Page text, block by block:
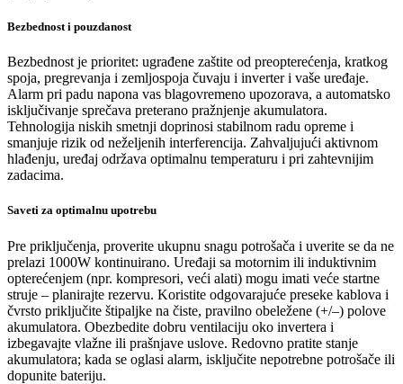
Bezbednost i pouzdanost
Bezbednost je prioritet: ugrađene zaštite od preopterećenja, kratkog
spoja, pregrevanja i zemljospoja čuvaju i inverter i vaše uređaje.
Alarm pri padu napona vas blagovremeno upozorava, a automatsko
isključivanje sprečava preterano pražnjenje akumulatora.
Tehnologija niskih smetnji doprinosi stabilnom radu opreme i
smanjuje rizik od neželjenih interferencija. Zahvaljujući aktivnom
hlađenju, uređaj održava optimalnu temperaturu i pri zahtevnijim
zadacima.
Saveti za optimalnu upotrebu
Pre priključenja, proverite ukupnu snagu potrošača i uverite se da ne
prelazi 1000W kontinuirano. Uređaji sa motornim ili induktivnim
opterećenjem (npr. kompresori, veći alati) mogu imati veće startne
struje – planirajte rezervu. Koristite odgovarajuće preseke kablova i
čvrsto priključite štipaljke na čiste, pravilno obeležene (+/–) polove
akumulatora. Obezbedite dobru ventilaciju oko invertera i
izbegavajte vlažne ili prašnjave uslove. Redovno pratite stanje
akumulatora; kada se oglasi alarm, isključite nepotrebne potrošače ili
dopunite bateriju.